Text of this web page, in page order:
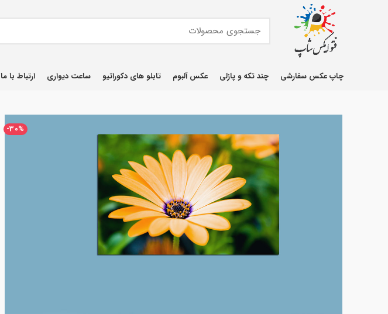
چاپ عکس سفارشی چند تکه و پازلی عکس آلبوم تابلو های دکوراتیو ساعت دیواری ارتباط با ما
-30%